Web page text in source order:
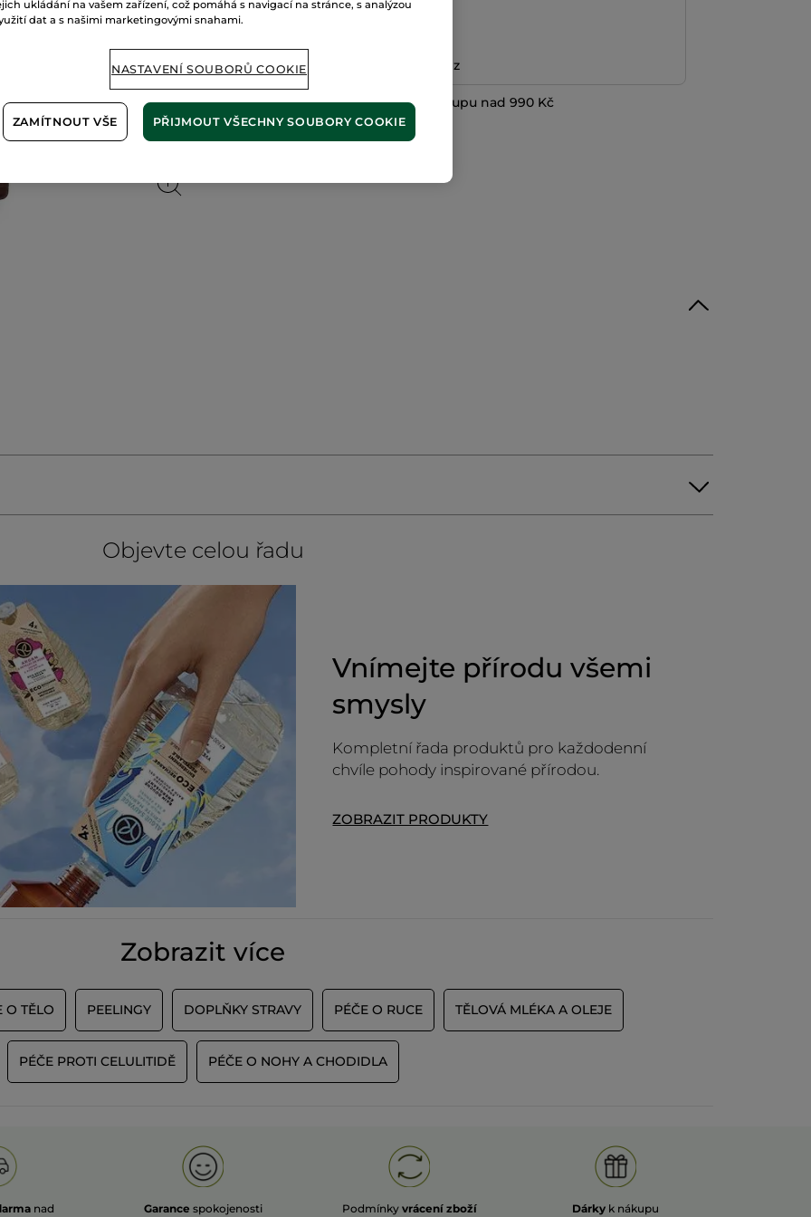
Možnost vrácení peněz
Doprava zdarma při nákupu nad 990 Kč
ZJISTIT VÍCE
Objevte celou řadu
Vnímejte přírodu všemi
smysly
Kompletní řada produktů pro každodenní
chvíle pohody inspirované přírodou.
ZOBRAZIT PRODUKTY
Zobrazit více
O TĚLO PEELINGY DOPLŇKY STRAVY PÉČE O RUCE TĚLOVÁ MLÉKA A OLEJE
PÉČE PROTI CELULITIDĚ PÉČE O NOHY A CHODIDLA
nad
Garance spokojenosti Podmínky vrácení zboží Dárky k nákupu
ukládání na vašem zařízení, což pomáhá s navigací na stránce, s analýzou
dat a s našimi marketingovými snahami.
NASTAVENÍ SOUBORŮ COOKIE
ZAMÍTNOUT VŠE PŘIJMOUT VŠECHNY SOUBORY COOKIE